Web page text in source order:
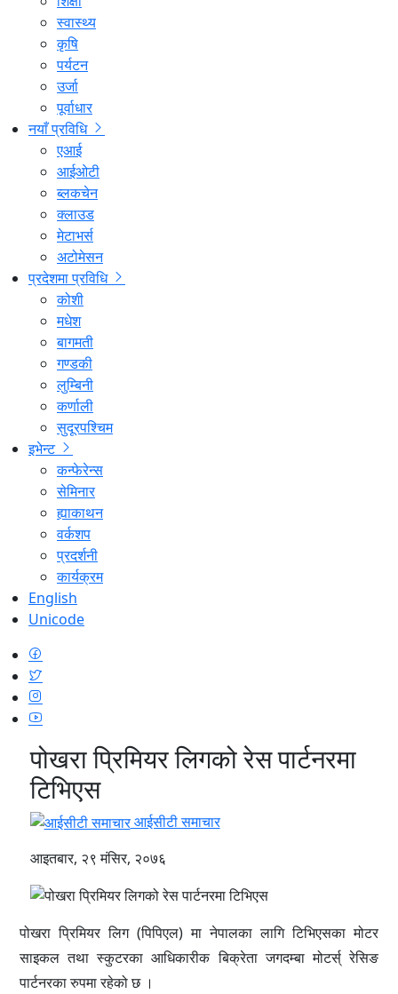
स्वास्थ्य
कृषि
पर्यटन
उर्जा
पूर्वाधार
नयाँ प्रविधि
एआई
आईओटी
ब्लकचेन
क्लाउड
मेटाभर्स
अटोमेसन
प्रदेशमा प्रविधि
कोशी
मधेश
बागमती
गण्डकी
लुम्बिनी
कर्णाली
सुदूरपश्चिम
इभेन्ट
कन्फेरेन्स
सेमिनार
ह्याकाथन
वर्कशप
प्रदर्शनी
कार्यक्रम
English
Unicode
पोखरा प्रिमियर लिगको रेस पार्टनरमा
टिभिएस
आईसीटी समाचार
आइतबार, २९ मंसिर, २०७६
पोखरा प्रिमियर लिग (पिपिएल) मा नेपालका लागि टिभिएसका मोटर
साइकल तथा स्कुटरका आधिकारीक बिक्रेता जगदम्बा मोटर्स् रेसिङ
पार्टनरका रुपमा रहेको छ ।